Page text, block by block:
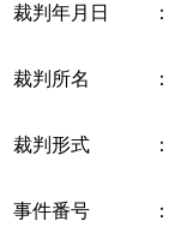
裁判年月日 ：
裁判所名 ：
裁判形式 ：
事件番号 ：